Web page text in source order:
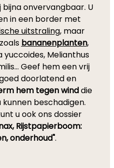
onvervangbaar. U
in een border met
uitstraling, maar
bananenplanten,
yuccoides, Melianthus
Geef hem een vrij
doorlatend en
hem tegen winddie
beschadigen.
u ook ons dossier
Rijstpapierboom:
onderhoud".